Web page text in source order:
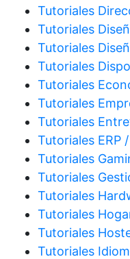
Tutoriales
Tutoriales
Tutoriales
Tutoriales
Tutoriales
Tutoriales
Tutoriales
Tutoriales ERP
Tutoriales
Tutoriales
Tutoriales
Tutoriales
Tutoriales
Tutoriales